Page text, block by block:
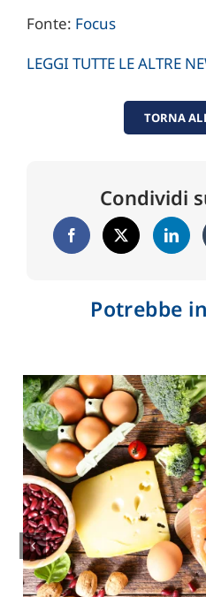
Fonte: Focus
LEGGI TUTTE LE ALTRE
TORNA
Condividi
Potrebbe